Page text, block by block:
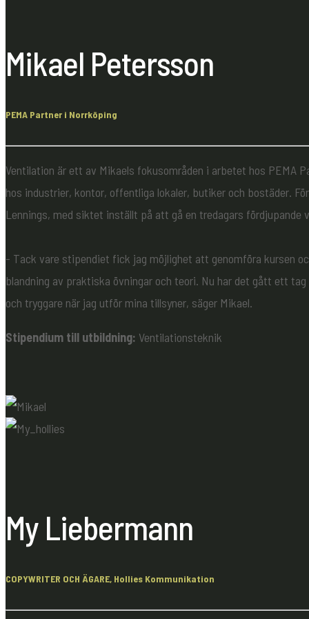
Mikael Petersson
PEMA Partner i Norrköping
Ventilation är ett av Mikaels fokusområden i arbetet hos PEMA
hos industrier, kontor, offentliga lokaler, butiker och bostäder.
Lennings, med siktet inställt på att gå en tredagars fördjupande
- Tack vare stipendiet fick jag möjlighet att genomföra kursen
blandning av praktiska övningar och teori. Nu har det gått ett
och tryggare när jag utför mina tillsyner, säger Mikael.
Stipendium till utbildning: Ventilationsteknik
My Liebermann
COPYWRITER OCH ÄGARE, Hollies Kommunikation